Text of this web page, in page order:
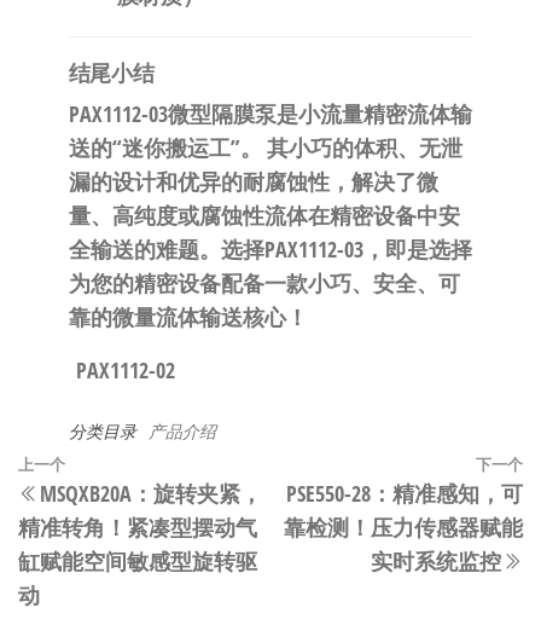
结尾小结
PAX1112-03微型隔膜泵是小流量精密流体输
送的“迷你搬运工”。
​ 其小巧的体积、无泄
漏的设计和优异的耐腐蚀性，解决了微
量、高纯度或腐蚀性流体在精密设备中安
全输送的难题。 选择PAX1112-03，即是选择
为您的精密设备配备一款小巧、安全、可
靠的微量流体输送核心！
PAX1112-02
分类目录 产品介绍
文
章
导
航
上
一
篇
文
章
上一个
MSQXB20A：旋转夹紧，
精准转角！紧凑型摆动气
缸赋能空间敏感型旋转驱
动
下一个
PSE550-28：精准感知，可
靠检测！压力传感器赋能
实时系统监控